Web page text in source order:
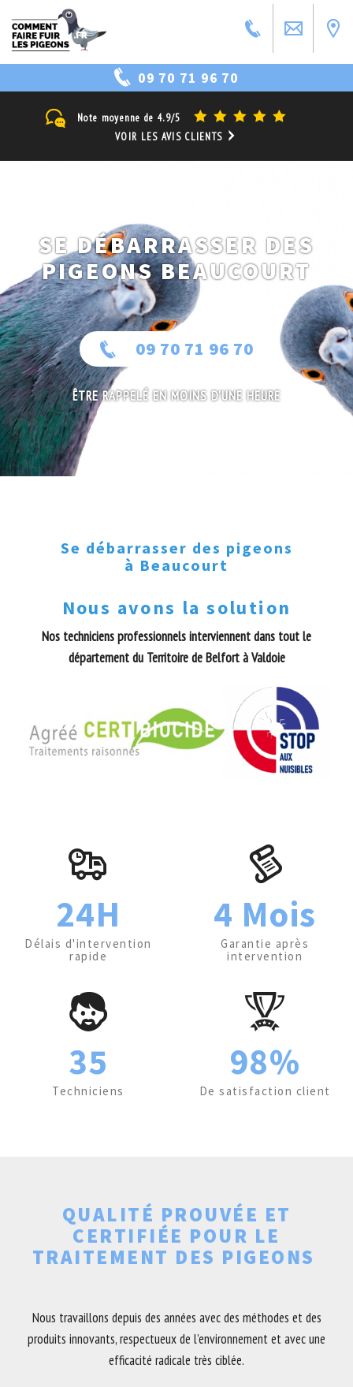
09 70 71 96 70
Note moyenne de 4.9/5
VOIR LES AVIS CLIENTS
SE DÉBARRASSER DES
PIGEONS BEAUCOURT
09 70 71 96 70
ÊTRE RAPPELÉ EN MOINS D'UNE HEURE
Se débarrasser des pigeons
à Beaucourt
Nous avons la solution
Nos techniciens professionnels interviennent dans tout le
département du Territoire de Belfort à Valdoie
24H
Délais d'intervention
rapide
4 Mois
Garantie après
intervention
35
Techniciens
98%
De satisfaction client
QUALITÉ PROUVÉE ET
CERTIFIÉE POUR LE
TRAITEMENT DES PIGEONS
Nous travaillons depuis des années avec des méthodes et des
produits innovants, respectueux de l’environnement et avec une
efficacité radicale très ciblée.